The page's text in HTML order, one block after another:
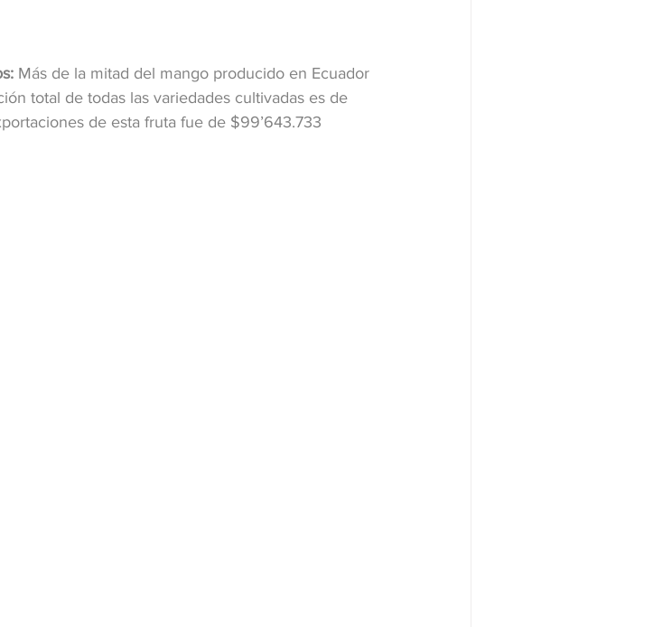
Más de la mitad del mango producido en Ecuador
total de todas las variedades cultivadas es de
de esta fruta fue de $99’643.733